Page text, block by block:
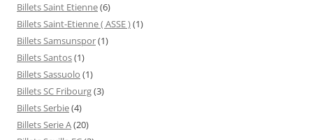
Billets Saint Etienne(6)
Billets Saint-Etienne ( ASSE )(1)
Billets Samsunspor(1)
Billets Santos(1)
Billets Sassuolo (1)
Billets SC Fribourg(3)
Billets Serbie(4)
Billets Serie A(20)